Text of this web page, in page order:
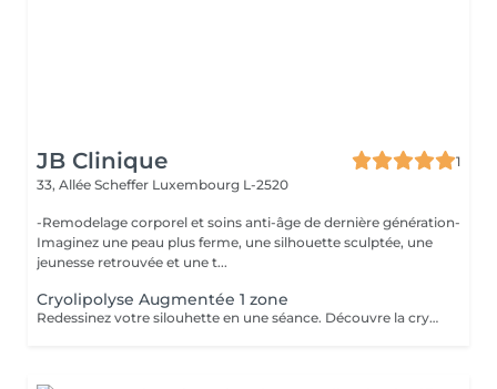
JB Clinique
1
33, Allée Scheffer Luxembourg L-2520
-Remodelage corporel et soins anti-âge de dernière génération-
Imaginez une peau plus ferme, une silhouette sculptée, une
jeunesse retrouvée et une t...
Cryolipolyse Augmentée 1 zone
Redessinez votre silouhette en une séance. Découvre la cryolipolise augmentée, une technologie haute gamme, fariquée en France par ContourParis. Éliminez les amas graisseux grâce à l'efficacité du froid. Il est possible qu'il y ait des contre-indications à la réalisation de ce soin. Si vous n'êtes jamais venu, je vous conseille de réserver au préalable un bilan silhouette ou de téléphoner au cabinet.